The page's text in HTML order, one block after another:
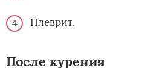
Плеврит.
После курения